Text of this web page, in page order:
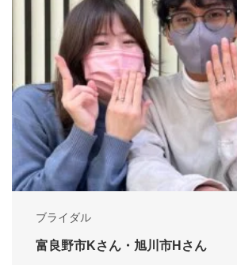
ブライダル
富良野市Kさん・旭川市Hさん